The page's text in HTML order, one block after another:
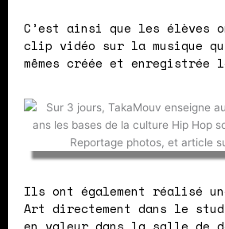
C’est ainsi que les élèves
clip vidéo sur la musique
mêmes créée et enregistrée
Ils ont également réalisé
Art directement dans le